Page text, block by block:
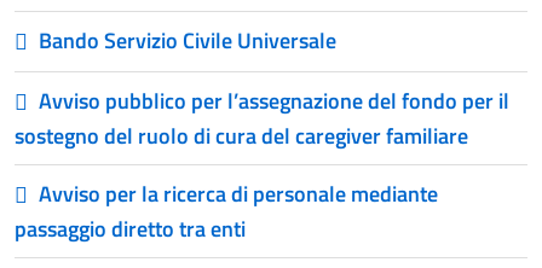
Bando Servizio Civile Universale
Avviso pubblico per l’assegnazione del fondo per il
sostegno del ruolo di cura del caregiver familiare
Avviso per la ricerca di personale mediante
passaggio diretto tra enti